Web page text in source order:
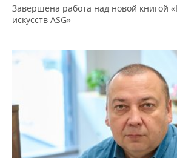
Завершена работа над новой книгой
искусств ASG»